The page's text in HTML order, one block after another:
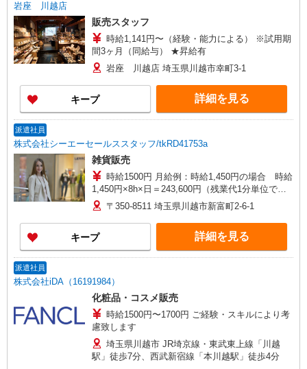
岩座 川越店
販売スタッフ
時給1,141円〜（経験・能力による） ※試用期
間3ヶ月（同給与） ★昇給有
岩座 川越店 埼玉県川越市幸町3-1
キープ 詳細を見る
派遣社員
株式会社シーエーセールススタッフ/tkRD41753a
雑貨販売
時給1500円 月給例：時給1,450円の場合 時給
1,450円×8h×日＝243,600円（残業代1分単位で支
給♪） ※時給はご経験により異なります
〒350-8511 埼玉県川越市新富町2-6-1
キープ 詳細を見る
派遣社員
株式会社iDA（16191984）
化粧品・コスメ販売
時給1500円〜1700円 ご経験・スキルにより考
慮致します
埼玉県川越市 JR埼京線・東武東上線「川越
駅」徒歩7分、西武新宿線「本川越駅」徒歩4分